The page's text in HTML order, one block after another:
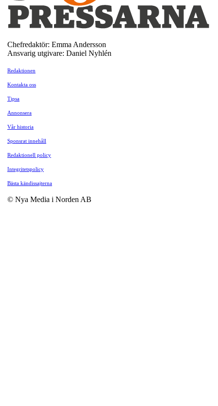
Chefredaktör: Emma Andersson
Ansvarig utgivare: Daniel Nyhlén
Redaktionen
Kontakta oss
Tipsa
Annonsera
Vår historia
Sponsrat innehåll
Redaktionell policy
Integritetspolicy
Bästa kändissajterna
© Nya Media i Norden AB